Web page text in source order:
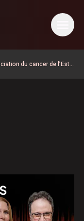
du cancer de l’Est
public soit ouvert
rencontres
l’Opération nationale
de feux de forêt en
Société portuaire du